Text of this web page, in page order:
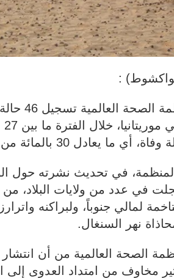
:
أعلنت
في تحديث نشرته حول
في عدد من ولايات البلاد،
لمالي جنوباً، ولبراكنه
نهر السنغال.
الصحة العالمية من أن
مخاوف من امتداد العدوى